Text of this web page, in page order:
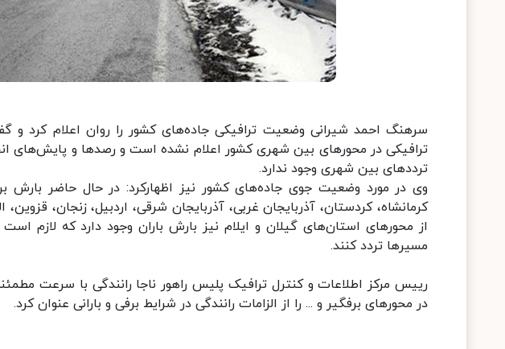
سرهنگ احمد شیرانی وضعیت ترافیکی جاده‌های کشور را روان اعلام کرد و
ترافیکی در محورهای بین شهری کشور اعلام نشده است و رصدها و پایش‌های
ترددهای بین شهری وجود ندارد.
وی در مورد وضعیت جوی جاده‌های کشور نیز اظهارکرد: در حال حاضر بارش
کرمانشاه، کردستان، آذربایجان غربی، آذربایجان شرقی، اردبیل، زنجان،
از محورهای استان‌های گیلان و ایلام نیز بارش باران وجود دارد که لازم
مسیرها تردد کنند.
رییس مرکز اطلاعات و کنترل ترافیک پلیس راهور ناجا رانندگی با سرعت
در محورهای برفگیر و ... را از الزامات رانندگی در شرایط برفی و بارانی عنوان کرد.